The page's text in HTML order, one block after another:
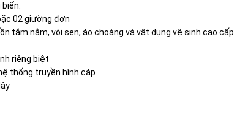
02 giường đơn
tắm nằm, vòi sen, áo choàng và vật dụng vệ sinh cao cấp
riêng biệt
thống truyền hình cáp